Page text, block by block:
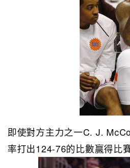
即使對方主力之一C. J.
率打出124-76的比數贏得比